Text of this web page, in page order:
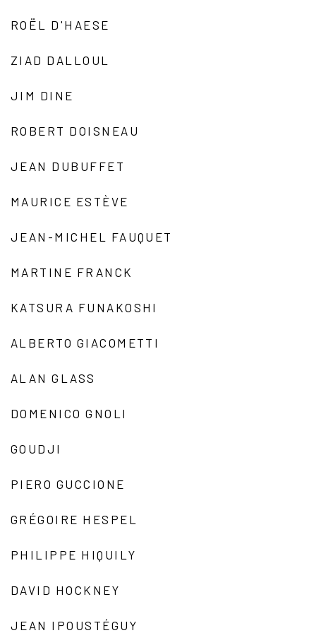
ROËL D'HAESE
ZIAD DALLOUL
JIM DINE
ROBERT DOISNEAU
JEAN DUBUFFET
MAURICE ESTÈVE
JEAN-MICHEL FAUQUET
MARTINE FRANCK
KATSURA FUNAKOSHI
ALBERTO GIACOMETTI
ALAN GLASS
DOMENICO GNOLI
GOUDJI
PIERO GUCCIONE
GRÉGOIRE HESPEL
PHILIPPE HIQUILY
DAVID HOCKNEY
JEAN IPOUSTÉGUY